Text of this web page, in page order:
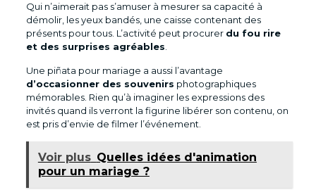
Qui n’aimerait pas s’amuser à mesurer sa capacité à
démolir, les yeux bandés, une caisse contenant des
présents pour tous. L’activité peut procurer du fou rire
et des surprises agréables.
Une piñata pour mariage a aussi l’avantage
d’occasionner des souvenirs photographiques
mémorables. Rien qu’à imaginer les expressions des
invités quand ils verront la figurine libérer son contenu, on
est pris d’envie de filmer l’événement.
Voir plus Quelles idées d'animation
pour un mariage ?